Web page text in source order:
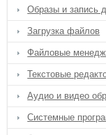
Образы и запись
Загрузка файлов
Файловые
Текстовые
Аудио и видео
Системные